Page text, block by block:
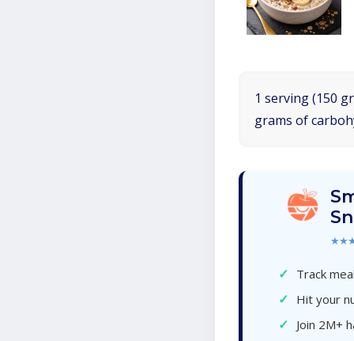
1 serving (150
grams of
✓ Track
✓ Hit your
✓ Join 2M+